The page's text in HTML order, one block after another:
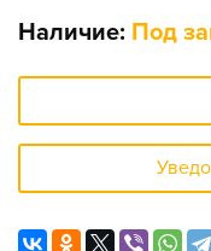
Наличие: Под